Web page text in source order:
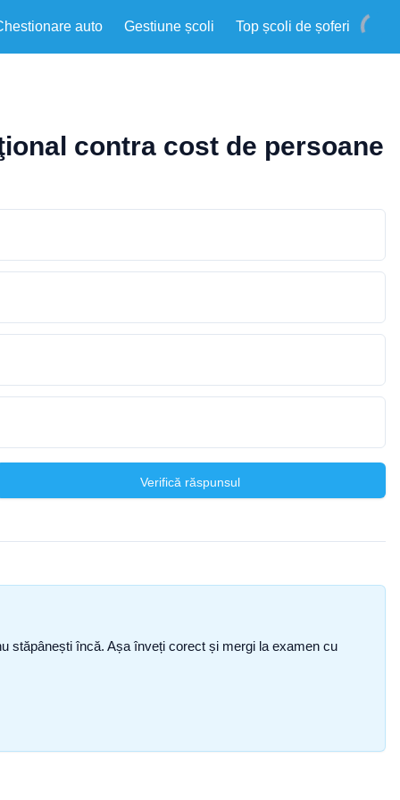
auto Gestiune școli Top școli de șoferi
contra cost de persoane
Verifică răspunsul
stăpânești încă. Așa înveți corect și mergi la examen cu